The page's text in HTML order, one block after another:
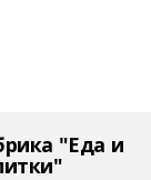
"Еда и